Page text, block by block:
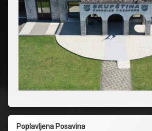
Poplavljena Posavina